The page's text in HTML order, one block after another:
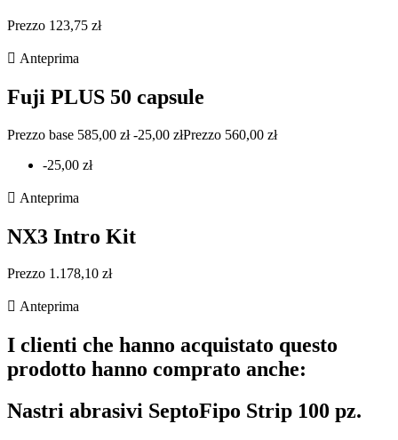
Prezzo 123,75 zł
 Anteprima
Fuji PLUS 50 capsule
Prezzo base 585,00 zł -25,00 złPrezzo 560,00 zł
-25,00 zł
 Anteprima
NX3 Intro Kit
Prezzo 1.178,10 zł
 Anteprima
I clienti che hanno acquistato questo
prodotto hanno comprato anche:
Nastri abrasivi SeptoFipo Strip 100 pz.